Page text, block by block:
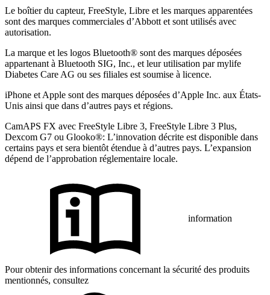
Le boîtier du capteur, FreeStyle, Libre et les marques apparentées
sont des marques commerciales d’Abbott et sont utilisés avec
autorisation.
La marque et les logos Bluetooth® sont des marques déposées
appartenant à Bluetooth SIG, Inc., et leur utilisation par mylife
Diabetes Care AG ou ses filiales est soumise à licence.
iPhone et Apple sont des marques déposées d’Apple Inc. aux États-
Unis ainsi que dans d’autres pays et régions.
CamAPS FX avec FreeStyle Libre 3, FreeStyle Libre 3 Plus,
Dexcom G7 ou Glooko®: L’innovation décrite est disponible dans
certains pays et sera bientôt étendue à d’autres pays. L’expansion
dépend de l’approbation réglementaire locale.
information
Pour obtenir des informations concernant la sécurité des produits
mentionnés, consultez